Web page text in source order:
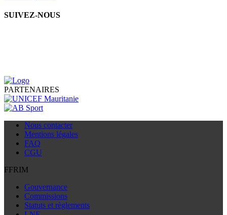
SUIVEZ-NOUS
PARTENAIRES
Nous contacter
Mentions légales
FAQ
CGU
FFRIM
Gouvernance
Commissions
Statuts et règlements